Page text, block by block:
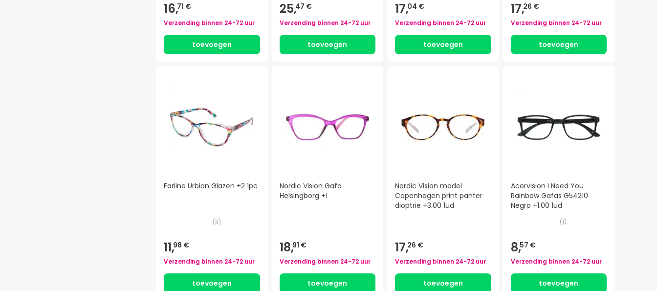
16,71 €
Verzending binnen 24-72 uur
toevoegen
25,47 €
Verzending binnen 24-72 uur
toevoegen
17,04 €
Verzending binnen 24-72 uur
toevoegen
17,26 €
Verzending binnen 24-72 uur
toevoegen
Farline Urbion Glazen +2 1pc
(3)
11,98 €
Verzending binnen 24-72 uur
toevoegen
Nordic Vision Gafa
Helsingborg +1
18,91 €
Verzending binnen 24-72 uur
toevoegen
Nordic Vision model
Copenhagen print panter
dioptrie +3.00 1ud
17,26 €
Verzending binnen 24-72 uur
toevoegen
Acorvision I Need You
Rainbow Gafas G54210
Negro +1.00 1ud
(1)
8,57 €
Verzending binnen 24-72 uur
toevoegen